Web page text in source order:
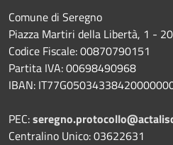
Comune di Seregno
Piazza Martiri della Libertà, 1 -
Codice Fiscale: 00870790151
Partita IVA: 00698490968
IBAN:
PEC:
Centralino Unico: 03622631